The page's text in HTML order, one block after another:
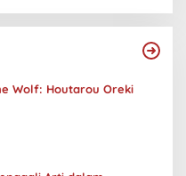
Wolf: Houtarou Oreki